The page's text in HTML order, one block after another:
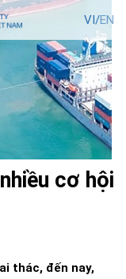
VI/EN
cơ hội
thác, đến nay,